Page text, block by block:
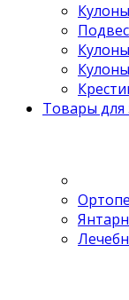
Товары для